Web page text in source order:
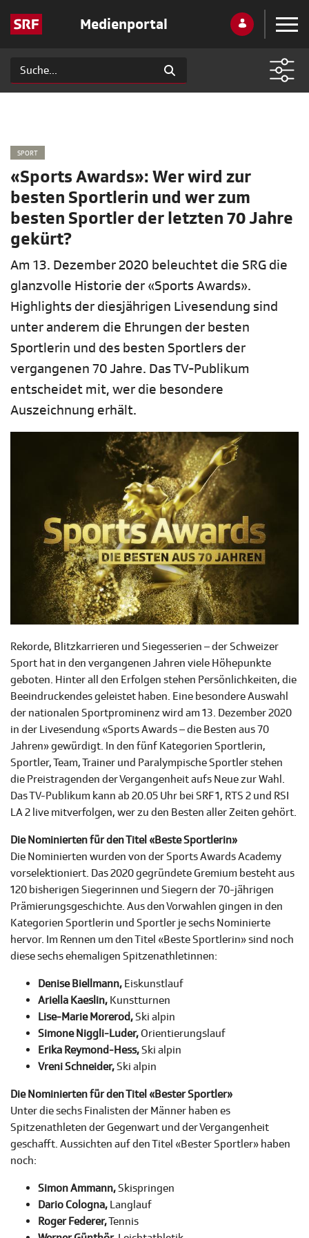
Medienportal
SPORT
«Sports Awards»: Wer wird zur
besten Sportlerin und wer zum
besten Sportler der letzten 70 Jahre
gekürt?
Am 13. Dezember 2020 beleuchtet die SRG die
glanzvolle Historie der «Sports Awards».
Highlights der diesjährigen Livesendung sind
unter anderem die Ehrungen der besten
Sportlerin und des besten Sportlers der
vergangenen 70 Jahre. Das TV-Publikum
entscheidet mit, wer die besondere
Auszeichnung erhält.
Rekorde, Blitzkarrieren und Siegesserien – der Schweizer
Sport hat in den vergangenen Jahren viele Höhepunkte
geboten. Hinter all den Erfolgen stehen Persönlichkeiten, die
Beeindruckendes geleistet haben. Eine besondere Auswahl
der nationalen Sportprominenz wird am 13. Dezember 2020
in der Livesendung «Sports Awards – die Besten aus 70
Jahren» gewürdigt. In den fünf Kategorien Sportlerin,
Sportler, Team, Trainer und Paralympische Sportler stehen
die Preistragenden der Vergangenheit aufs Neue zur Wahl.
Das TV-Publikum kann ab 20.05 Uhr bei SRF 1, RTS 2 und RSI
LA 2 live mitverfolgen, wer zu den Besten aller Zeiten gehört.
Die Nominierten für den Titel «Beste Sportlerin»
Die Nominierten wurden von der Sports Awards Academy
vorselektioniert. Das 2020 gegründete Gremium besteht aus
120 bisherigen Siegerinnen und Siegern der 70-jährigen
Prämierungsgeschichte. Aus den Vorwahlen gingen in den
Kategorien Sportlerin und Sportler je sechs Nominierte
hervor. Im Rennen um denTitel «Beste Sportlerin» sind noch
diese sechs ehemaligen Spitzenathletinnen:
Denise Biellmann, Eiskunstlauf
Ariella Kaeslin, Kunstturnen
Lise-Marie Morerod,Ski alpin
Simone Niggli-Luder,Orientierungslauf
Erika Reymond-Hess,Ski alpin
Vreni Schneider,Ski alpin
Die Nominierten für den Titel «Bester Sportler»
Unter die sechs Finalisten der Männer haben es
Spitzenathleten der Gegenwart und der Vergangenheit
geschafft. Aussichten auf den Titel «Bester Sportler» haben
noch:
Simon Ammann,Skispringen
Dario Cologna, Langlauf
Roger Federer,Tennis